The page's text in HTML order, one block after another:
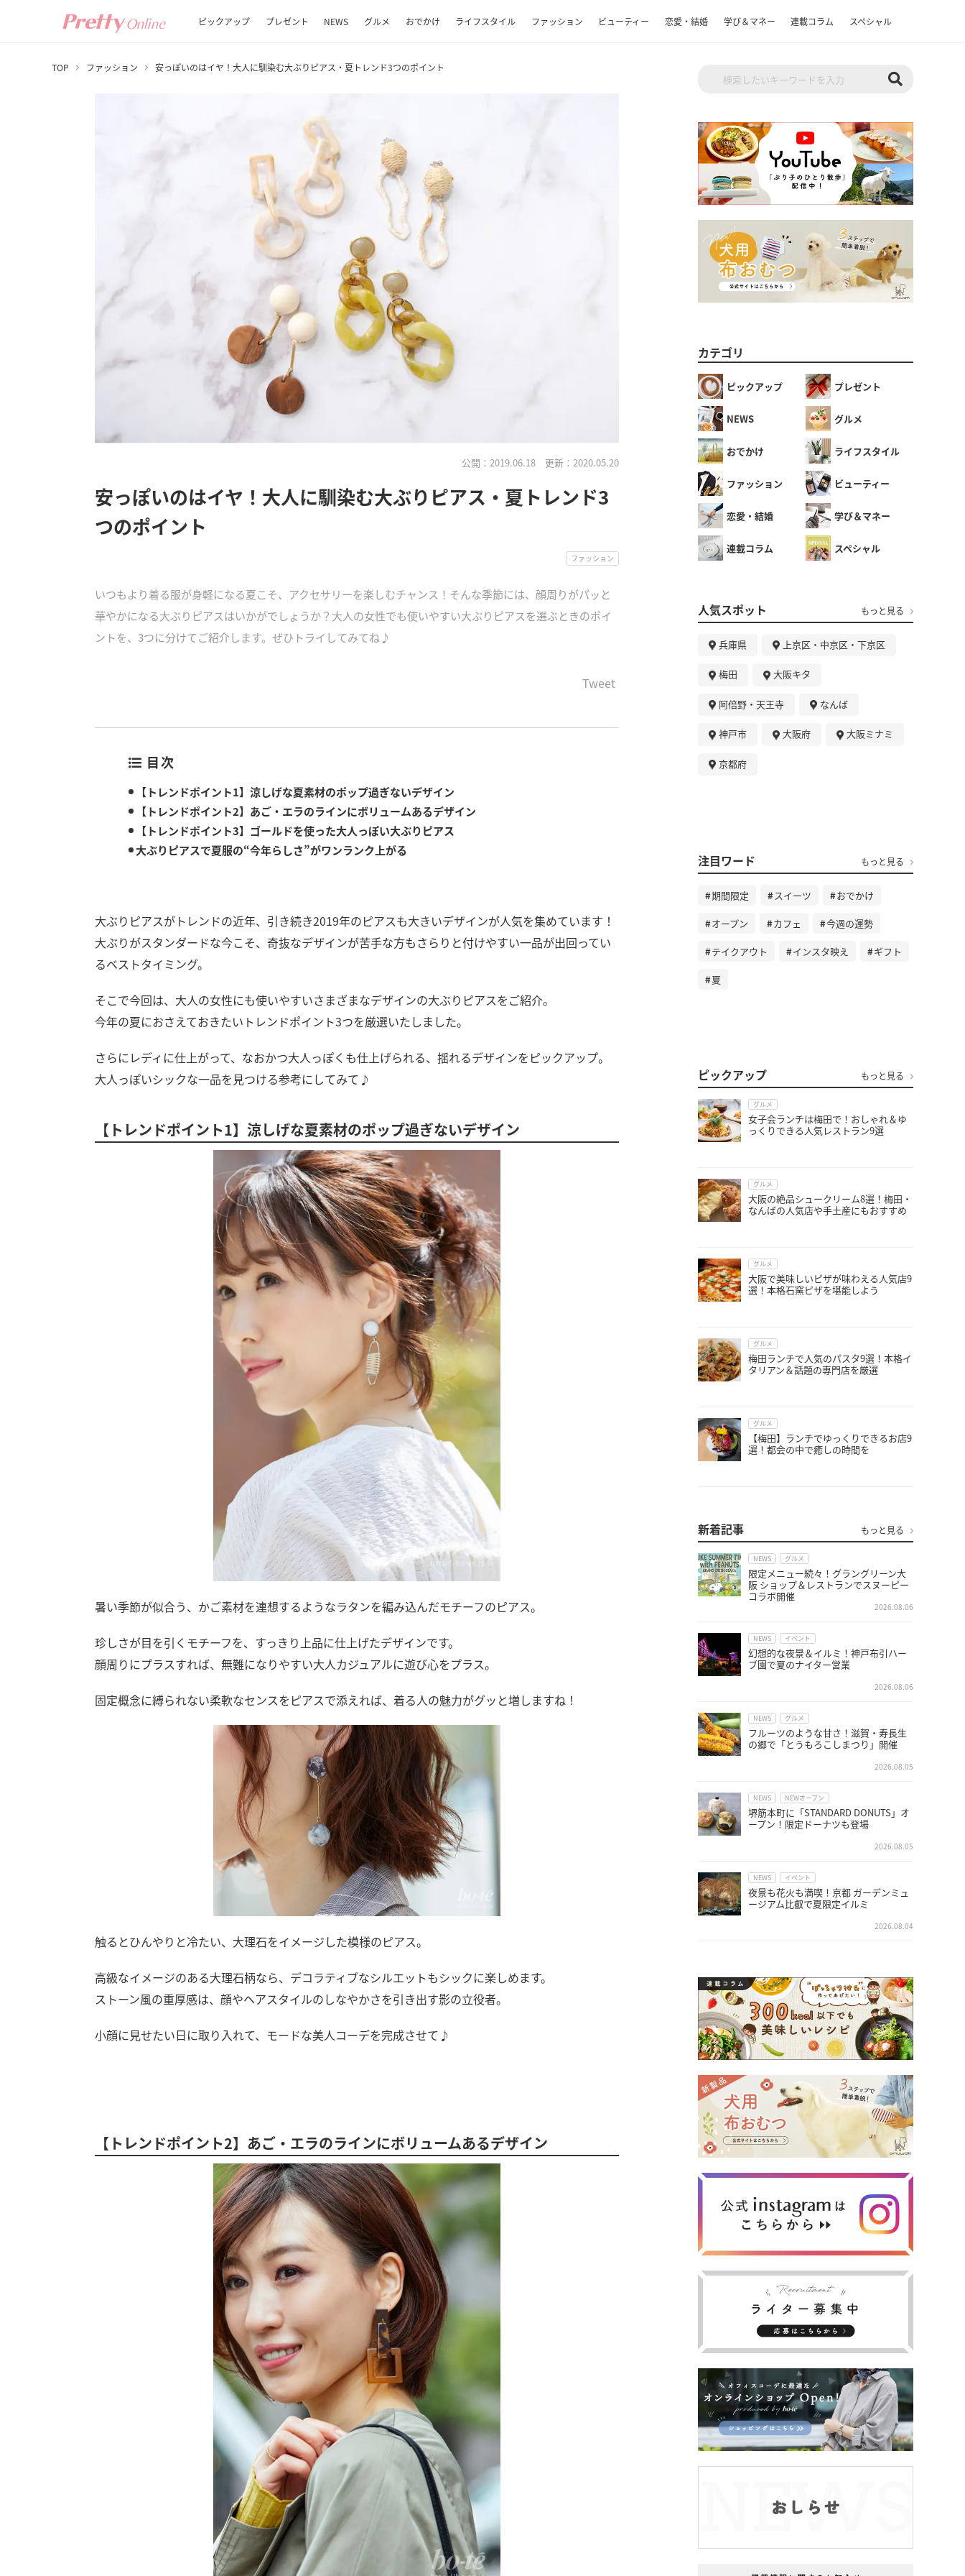
ピックアップ プレゼント NEWS グルメ おでかけ ライフスタイル ファッション ビューティー 恋愛・結婚 学び＆マネー 連載コラム スペシャル
TOP ファッション 安っぽいのはイヤ！大人に馴染む大ぶりピアス・夏トレンド3つのポイント
公開：2019.06.18 更新：2020.05.20
安っぽいのはイヤ！大人に馴染む大ぶりピアス・夏トレンド3
つのポイント
ファッション
いつもより着る服が身軽になる夏こそ、アクセサリーを楽しむチャンス！そんな季節には、顔周りがパッと
華やかになる大ぶりピアスはいかがでしょうか？大人の女性でも使いやすい大ぶりピアスを選ぶときのポイ
ントを、3つに分けてご紹介します。ぜひトライしてみてね♪
Tweet
目次
【トレンドポイント1】涼しげな夏素材のポップ過ぎないデザイン
【トレンドポイント2】あご・エラのラインにボリュームあるデザイン
【トレンドポイント3】ゴールドを使った大人っぽい大ぶりピアス
大ぶりピアスで夏服の“今年らしさ”がワンランク上がる
大ぶりピアスがトレンドの近年、引き続き2019年のピアスも大きいデザインが人気を集めています！
大ぶりがスタンダードな今こそ、奇抜なデザインが苦手な方もさらりと付けやすい一品が出回ってい
るベストタイミング。
そこで今回は、大人の女性にも使いやすいさまざまなデザインの大ぶりピアスをご紹介。
今年の夏におさえておきたいトレンドポイント3つを厳選いたしました。
さらにレディに仕上がって、なおかつ大人っぽくも仕上げられる、揺れるデザインをピックアップ。
大人っぽいシックな一品を見つける参考にしてみて♪
【トレンドポイント1】涼しげな夏素材のポップ過ぎないデザイン
暑い季節が似合う、かご素材を連想するようなラタンを編み込んだモチーフのピアス。
珍しさが目を引くモチーフを、すっきり上品に仕上げたデザインです。
顔周りにプラスすれば、無難になりやすい大人カジュアルに遊び心をプラス。
固定概念に縛られない柔軟なセンスをピアスで添えれば、着る人の魅力がグッと増しますね！
触るとひんやりと冷たい、大理石をイメージした模様のピアス。
高級なイメージのある大理石柄なら、デコラティブなシルエットもシックに楽しめます。
ストーン風の重厚感は、顔やヘアスタイルのしなやかさを引き出す影の立役者。
小顔に見せたい日に取り入れて、モードな美人コーデを完成させて♪
【トレンドポイント2】あご・エラのラインにボリュームあるデザイン
カテゴリ
ピックアップ プレゼント
NEWS グルメ
おでかけ ライフスタイル
ファッション ビューティー
恋愛・結婚 学び＆マネー
連載コラム スペシャル
人気スポット もっと見る
兵庫県 上京区・中京区・下京区
梅田 大阪キタ
阿倍野・天王寺 なんば
神戸市 大阪府 大阪ミナミ
京都府
注目ワード もっと見る
期間限定 スイーツ おでかけ
オープン カフェ 今週の運勢
テイクアウト インスタ映え ギフト
夏
ピックアップ もっと見る
グルメ
女子会ランチは梅田で！おしゃれ＆ゆ
っくりできる人気レストラン9選
グルメ
大阪の絶品シュークリーム8選！梅田・
なんばの人気店や手土産にもおすすめ
グルメ
大阪で美味しいピザが味わえる人気店9
選！本格石窯ピザを堪能しよう
グルメ
梅田ランチで人気のパスタ9選！本格イ
タリアン＆話題の専門店を厳選
グルメ
【梅田】ランチでゆっくりできるお店9
選！都会の中で癒しの時間を
新着記事 もっと見る
NEWS グルメ
限定メニュー続々！グラングリーン大
阪 ショップ＆レストランでスヌーピー
コラボ開催
2026.08.06
NEWS イベント
幻想的な夜景＆イルミ！神戸布引ハー
ブ園で夏のナイター営業
2026.08.06
NEWS グルメ
フルーツのような甘さ！滋賀・寿長生
の郷で「とうもろこしまつり」開催
2026.08.05
NEWS NEWオープン
堺筋本町に「STANDARD DONUTS」オ
ープン！限定ドーナツも登場
2026.08.05
NEWS イベント
夜景も花火も満喫！京都 ガーデンミュ
ージアム比叡で夏限定イルミ
2026.08.04